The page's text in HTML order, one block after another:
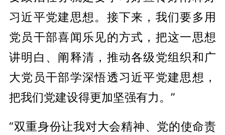
习近平党建思想。接下来，我们要多用
党员干部喜闻乐见的方式，把这一思想
讲明白、阐释清，推动各级党组织和广
大党员干部学深悟透习近平党建思想，
把我们党建设得更加坚强有力。”
“双重身份让我对大会精神、党的使命责